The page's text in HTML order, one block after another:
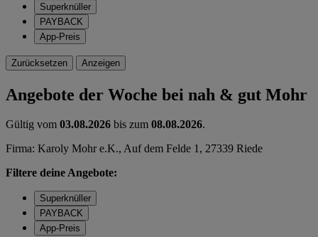
Superknüller
PAYBACK
App-Preis
Zurücksetzen Anzeigen
Angebote der Woche bei nah & gut Mohr
Gültig vom 03.08.2026 bis zum 08.08.2026.
Firma: Karoly Mohr e.K., Auf dem Felde 1, 27339 Riede
Filtere deine Angebote:
Superknüller
PAYBACK
App-Preis